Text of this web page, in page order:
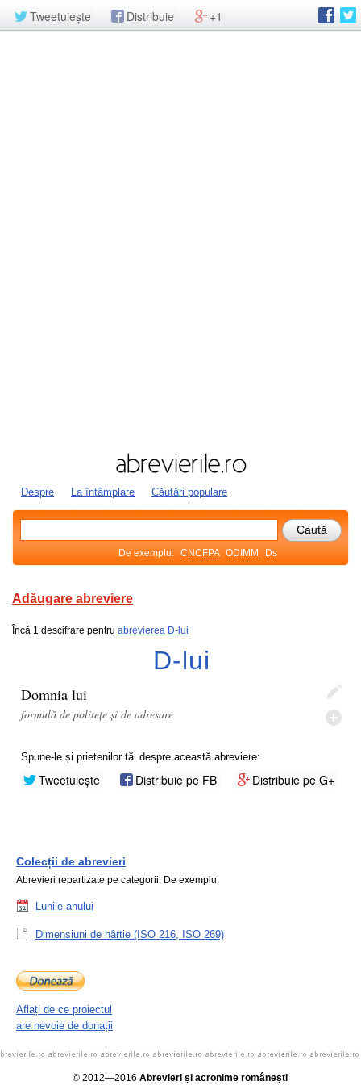
Tweetuiește Distribuie +1
Despre La întâmplare Căutări populare
De exemplu: CNCFPA ODIMM Ds
Adăugare abreviere
Încă 1 descifrare pentru abrevierea D-lui
D-lui
Domnia lui
formulă de politețe și de adresare
Spune-le și prietenilor tăi despre această abreviere:
Tweetuiește Distribuie pe FB Distribuie pe G+
Colecții de abrevieri
Abrevieri repartizate pe categorii. De exemplu:
Lunile anului
Dimensiuni de hârtie (ISO 216, ISO 269)
Aflați de ce proiectul
are nevoie de donații
© 2012—2016 Abrevieri și acronime românești